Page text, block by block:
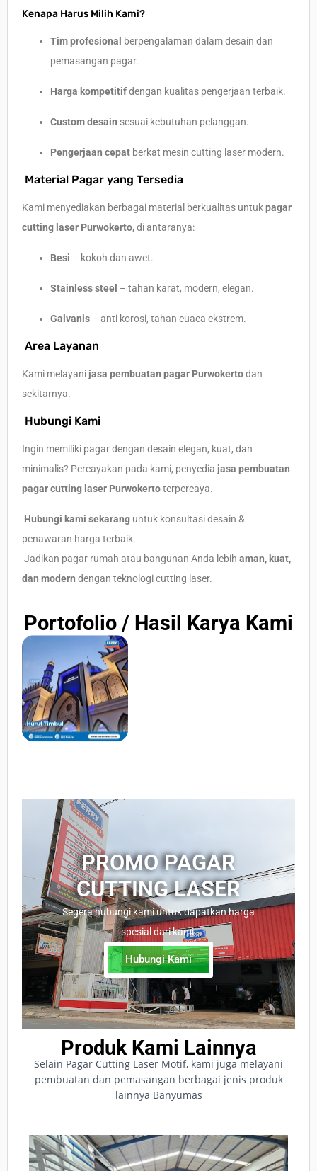
Kenapa Harus Milih Kami?
Tim profesional
berpengalaman dalam desain dan
pemasangan pagar.
Harga kompetitifdengan kualitas pengerjaan terbaik.
Custom desain sesuai kebutuhan pelanggan.
Pengerjaan cepat berkat mesin cutting laser modern.
Material Pagar yang Tersedia
Kami menyediakan berbagai material berkualitas untukpagar
cutting laser Purwokerto, di antaranya:
Besi – kokoh dan awet.
Stainless steel – tahan karat, modern, elegan.
Galvanis – anti korosi, tahan cuaca ekstrem.
Area Layanan
Kami melayani jasa pembuatan pagar Purwokertodan
sekitarnya.
Hubungi Kami
Ingin memiliki pagar dengan desain elegan, kuat, dan
minimalis? Percayakan pada kami, penyedia jasa pembuatan
pagar cutting laser Purwokertoterpercaya.
Hubungi kami sekarang untuk konsultasi desain &
penawaran harga terbaik.
Jadikan pagar rumah atau bangunan Anda lebih aman, kuat,
dan modern dengan teknologi cutting laser.
Portofolio / Hasil Karya Kami
PROMO PAGAR
CUTTING LASER
Segera hubungi kami untuk dapatkan harga
spesial dari kami.
Hubungi Kami
Produk Kami Lainnya
Selain Pagar Cutting Laser Motif, kami juga melayani
pembuatan dan pemasangan berbagai jenis produk
lainnya Banyumas